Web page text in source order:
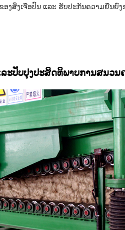
ງສິ່ງເຈືອປົນ ແລະ ຮັບປະກັນຄວາມຍືນຍົ
ະປັບປຸງປະສິດທິພາບການສນວນ